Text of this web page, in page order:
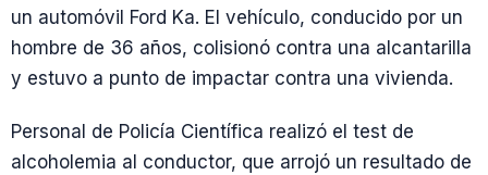
un automóvil Ford Ka. El vehículo, conducido por un
hombre de 36 años, colisionó contra una alcantarilla
y estuvo a punto de impactar contra una vivienda.
Personal de Policía Científica realizó el test de
alcoholemia al conductor, que arrojó un resultado de